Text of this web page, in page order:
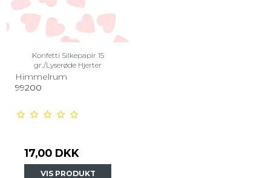
Konfetti Silkepapir 15
gr./Lyserøde Hjerter
Himmelrum
99200
17,00 DKK
VIS PRODUKT